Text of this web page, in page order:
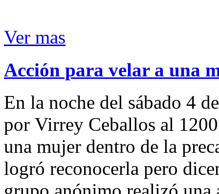
Ver mas
Acción para velar a una
En la noche del sábado 4
por Virrey Ceballos al
una mujer dentro de la
logró reconocerla pero